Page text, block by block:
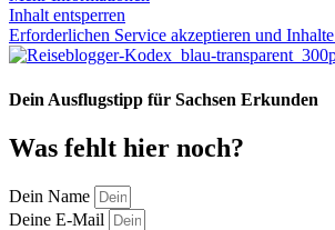
Inhalt entsperren
Erforderlichen Service akzeptieren und Inhalte
Dein Ausflugstipp für Sachsen Erkunden
Was fehlt hier noch?
Dein Name
Deine E-Mail